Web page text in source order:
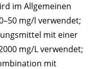
im Allgemeinen
mg/l verwendet;
mit einer
mg/L verwendet;
mit